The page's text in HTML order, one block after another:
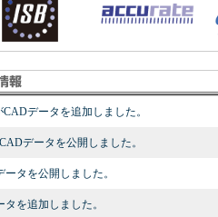
データを追加しました。
データを公開しました。
タを公開しました。
を追加しました。